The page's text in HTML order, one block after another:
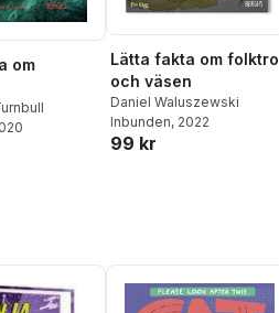
om
Lätta fakta om folktro
och väsen
Daniel Waluszewski
Inbunden, 2022
99 kr